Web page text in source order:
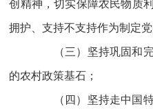
创精神，切实保障农民物质
拥护、支持不支持作为制定
（三）坚持巩固和完
的农村政策基石；
（四）坚持走中国特